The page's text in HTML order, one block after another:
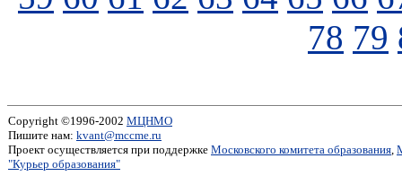
78 79
Copyright ©1996-2002 МЦНМО
Пишите нам: kvant@mccme.ru
Проект осуществляется при поддержке Московского комитета образования,
"Курьер образования"